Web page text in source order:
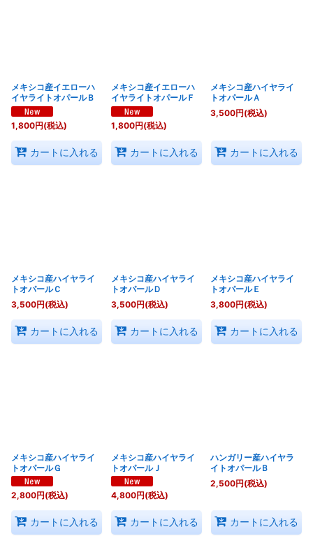
メキシコ産イエローハ
イヤライトオパールＢ
1,800円(税込)
カートに入れる
メキシコ産イエローハ
イヤライトオパールＦ
1,800円(税込)
カートに入れる
メキシコ産ハイヤライ
トオパールＡ
3,500円(税込)
カートに入れる
メキシコ産ハイヤライ
トオパールＣ
3,500円(税込)
カートに入れる
メキシコ産ハイヤライ
トオパールＤ
3,500円(税込)
カートに入れる
メキシコ産ハイヤライ
トオパールＥ
3,800円(税込)
カートに入れる
メキシコ産ハイヤライ
トオパールＧ
2,800円(税込)
カートに入れる
メキシコ産ハイヤライ
トオパールＪ
4,800円(税込)
カートに入れる
ハンガリー産ハイヤラ
イトオパールＢ
2,500円(税込)
カートに入れる